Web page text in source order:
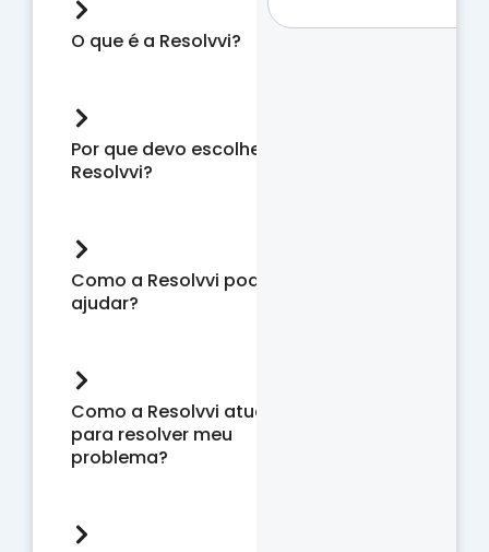
O que é a Resolvvi?
Por que devo escolher a
Resolvvi?
Como a Resolvvi pode me
ajudar?
Como a Resolvvi atua
para resolver meu
problema?